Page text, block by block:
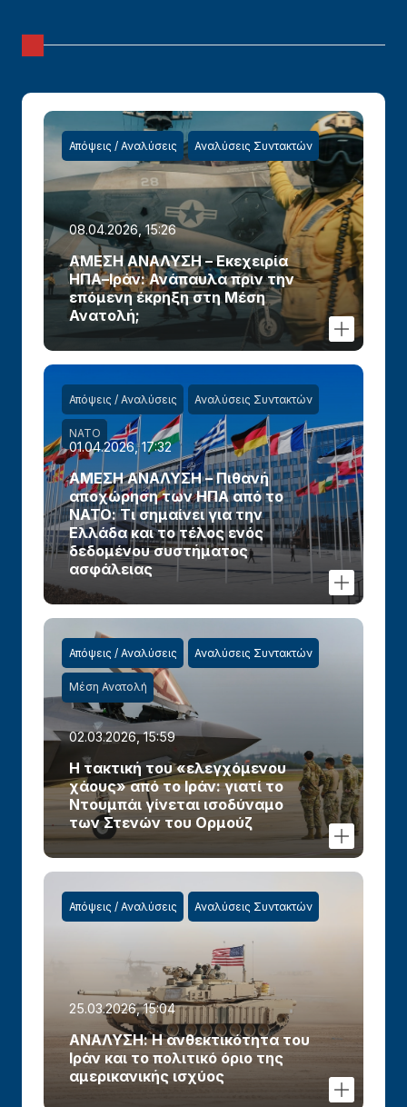
Απόψεις / Αναλύσεις Αναλύσεις Συντακτών
08.04.2026, 15:26
ΑΜΕΣΗ ΑΝΑΛΥΣΗ – Εκεχειρία
ΗΠΑ–Ιράν: Ανάπαυλα πριν την
επόμενη έκρηξη στη Μέση
Ανατολή;
Απόψεις / Αναλύσεις Αναλύσεις Συντακτών
ΝΑΤΟ
01.04.2026, 17:32
ΑΜΕΣΗ ΑΝΑΛΥΣΗ – Πιθανή
αποχώρηση των ΗΠΑ από το
ΝΑΤΟ: Τι σημαίνει για την
Ελλάδα και το τέλος ενός
δεδομένου συστήματος
ασφάλειας
Απόψεις / Αναλύσεις Αναλύσεις Συντακτών
Μέση Ανατολή
02.03.2026, 15:59
Η τακτική του «ελεγχόμενου
χάους» από το Ιράν: γιατί το
Ντουμπάι γίνεται ισοδύναμο
των Στενών του Ορμούζ
Απόψεις / Αναλύσεις Αναλύσεις Συντακτών
25.03.2026, 15:04
ΑΝΑΛΥΣΗ: Η ανθεκτικότητα του
Ιράν και το πολιτικό όριο της
αμερικανικής ισχύος